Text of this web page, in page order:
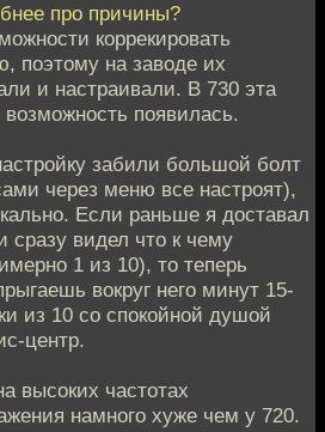
про причины?
коррекировать
поэтому на заводе их
и настраивали. В 730 эта
появилась.
забили большой болт
через меню все настроят),
Если раньше я доставал
сразу видел что к чему
1 из 10), то теперь
вокруг него минут 15-
из 10 со спокойной душой
центр.
высоких частотах
намного хуже чем у 720.